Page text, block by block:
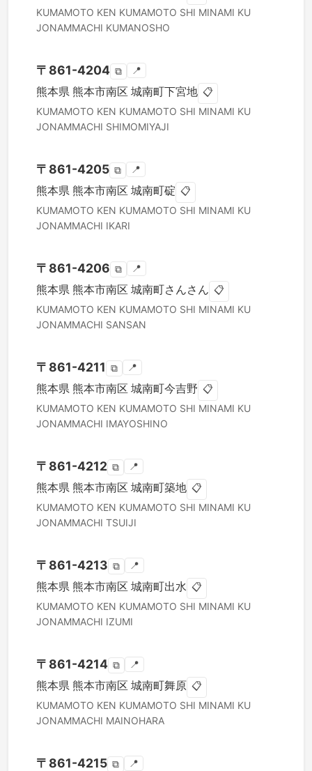
KUMAMOTO KEN KUMAMOTO SHI MINAMI KU
JONAMMACHI KUMANOSHO
〒 861-4204 ⧉ 📍
熊本県 熊本市南区 城南町下宮地 📋
KUMAMOTO KEN KUMAMOTO SHI MINAMI KU
JONAMMACHI SHIMOMIYAJI
〒 861-4205 ⧉ 📍
熊本県 熊本市南区 城南町碇 📋
KUMAMOTO KEN KUMAMOTO SHI MINAMI KU
JONAMMACHI IKARI
〒 861-4206 ⧉ 📍
熊本県 熊本市南区 城南町さんさん 📋
KUMAMOTO KEN KUMAMOTO SHI MINAMI KU
JONAMMACHI SANSAN
〒 861-4211 ⧉ 📍
熊本県 熊本市南区 城南町今吉野 📋
KUMAMOTO KEN KUMAMOTO SHI MINAMI KU
JONAMMACHI IMAYOSHINO
〒 861-4212 ⧉ 📍
熊本県 熊本市南区 城南町築地 📋
KUMAMOTO KEN KUMAMOTO SHI MINAMI KU
JONAMMACHI TSUIJI
〒 861-4213 ⧉ 📍
熊本県 熊本市南区 城南町出水 📋
KUMAMOTO KEN KUMAMOTO SHI MINAMI KU
JONAMMACHI IZUMI
〒 861-4214 ⧉ 📍
熊本県 熊本市南区 城南町舞原 📋
KUMAMOTO KEN KUMAMOTO SHI MINAMI KU
JONAMMACHI MAINOHARA
〒 861-4215 ⧉ 📍